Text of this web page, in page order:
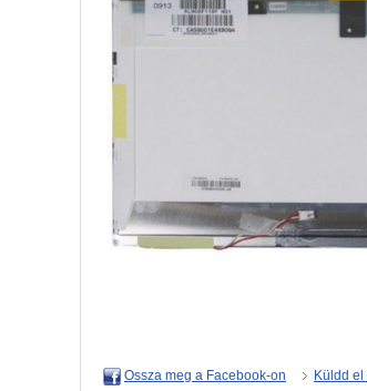
Ossza meg a Facebook-on Küldd